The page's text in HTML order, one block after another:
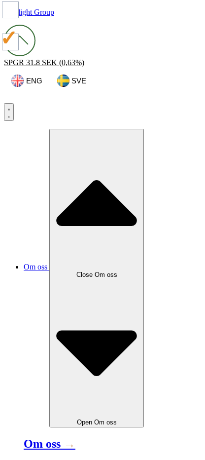
Spotlight Group
SPGR 31.8 SEK (0,63%)
ENG SVE
Om oss
Close Om oss
Open Om oss
Om oss →